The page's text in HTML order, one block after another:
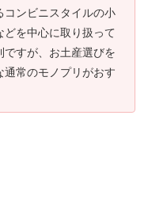
コンビニスタイルの小
を中心に取り扱って
ですが、お土産選びを
通常のモノプリがおす